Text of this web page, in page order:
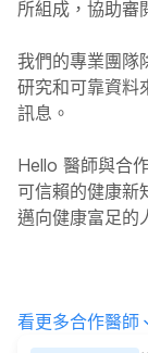
所組成，協助審
我們的專業團隊
研究和可靠資料
訊息。
Hello 醫師與合
可信賴的健康新
邁向健康富足的
看更多合作醫師